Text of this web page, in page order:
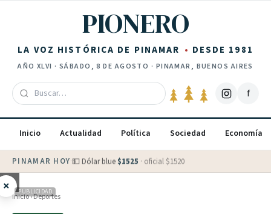
PIONERO
LA VOZ HISTÓRICA DE PINAMAR DESDE 1981
AÑO XLVI · SÁBADO, 8 DE AGOSTO · PINAMAR, BUENOS AIRES
f
Inicio Actualidad Política Sociedad Economía
PINAMAR HOY·💵 Dólar blue $1525 · oficial $1520
× PUBLICIDAD
Inicio›Deportes